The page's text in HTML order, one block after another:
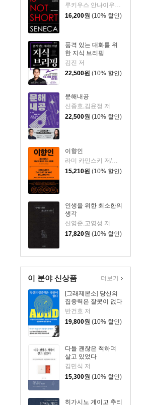
루키우스 안나이우스 세네카 저/하와이 대저택 편역
16,200원 (10% 할인)
품격 있는 대화를 위
한 지식 브리핑
김진 저
22,500원 (10% 할인)
문해내공
신종호,김윤정 저
22,500원 (10% 할인)
이향인
라미 카민스키 저/최지숙 역
15,210원 (10% 할인)
인생을 위한 최소한의
생각
신영준,고영성 저
17,820원 (10% 할인)
이 분야 신상품
[그래제본소] 당신의
집중력은 잘못이 없다
반건호 저
19,800원 (10% 할인)
다들 괜찮은 척하며
살고 있었다
김민식 저
15,300원 (10% 할인)
히가시노 게이고 추리
더보기